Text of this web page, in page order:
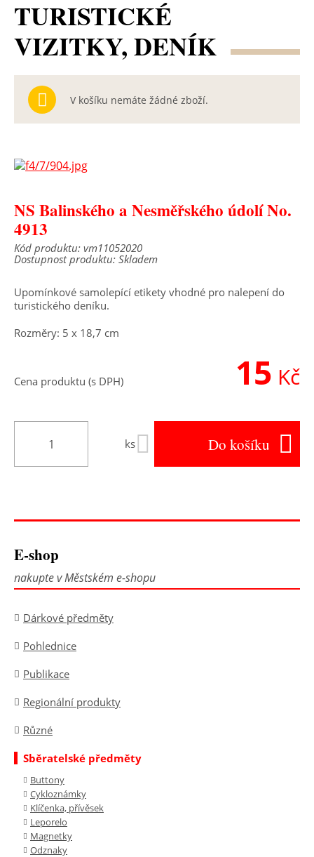
TURISTICKÉ
VIZITKY, DENÍK
V košíku nemáte žádné zboží.
NS Balinského a Nesměřského údolí No.
4913
Kód produktu: vm11052020
Dostupnost produktu: Skladem
Upomínkové samolepící etikety vhodné pro nalepení do
turistického deníku.
Rozměry: 5 x 18,7 cm
15 Kč
Cena produktu (s DPH)
ks Do košíku
E-shop
nakupte v Městském e-shopu
Dárkové předměty
Pohlednice
Publikace
Regionální produkty
Různé
Sběratelské předměty
Buttony
Cykloznámky
Klíčenka, přívěsek
Leporelo
Magnetky
Odznaky